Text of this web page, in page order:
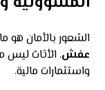
الشعور بالأمان هو
عفش. الأثاث
واستثمارات مالية.